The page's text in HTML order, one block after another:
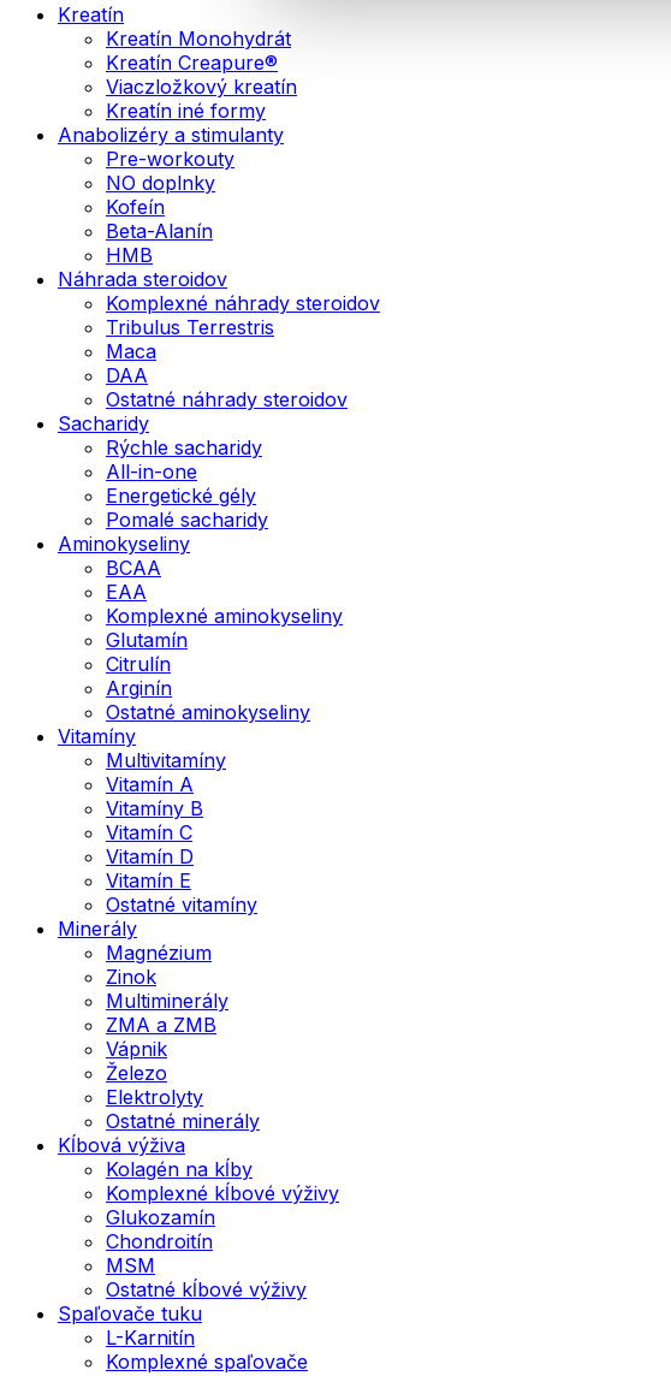
Kreatín
Kreatín Monohydrát
Kreatín Creapure®
Viaczložkový kreatín
Kreatín iné formy
Anabolizéry a stimulanty
Pre-workouty
NO doplnky
Kofeín
Beta-Alanín
HMB
Náhrada steroidov
Komplexné náhrady steroidov
Tribulus Terrestris
Maca
DAA
Ostatné náhrady steroidov
Sacharidy
Rýchle sacharidy
All-in-one
Energetické gély
Pomalé sacharidy
Aminokyseliny
BCAA
EAA
Komplexné aminokyseliny
Glutamín
Citrulín
Arginín
Ostatné aminokyseliny
Vitamíny
Multivitamíny
Vitamín A
Vitamíny B
Vitamín C
Vitamín D
Vitamín E
Ostatné vitamíny
Minerály
Magnézium
Zinok
Multiminerály
ZMA a ZMB
Vápnik
Železo
Elektrolyty
Ostatné minerály
Kĺbová výživa
Kolagén na kĺby
Komplexné kĺbové výživy
Glukozamín
Chondroitín
MSM
Ostatné kĺbové výživy
Spaľovače tuku
L-Karnitín
Komplexné spaľovače